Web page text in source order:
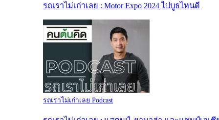
รถเราไม่เก่าเลย : Motor Expo 2024 ไปบูธไหนดี
รถเราไม่เก่าเลย Podcast